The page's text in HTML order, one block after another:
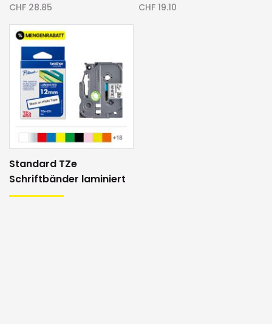
CHF 28.85 CHF 19.10
Standard TZe
Schriftbänder laminiert